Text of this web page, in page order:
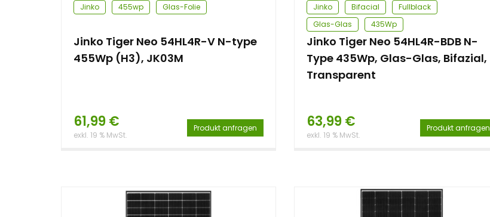
Jinko
455wp Glas-Folie
Jinko Tiger Neo 54HL4R-V N-type
455Wp (H3), JK03M
61,99€
exkl. 19 % MwSt.
Produkt anfragen
Jinko
Bifacial
Fullblack
Glas-Glas
435Wp
Jinko Tiger Neo 54HL4R-BDB N-
Type 435Wp, Glas-Glas, Bifazial,
Transparent
63,99€
exkl. 19 % MwSt.
Produkt anfragen